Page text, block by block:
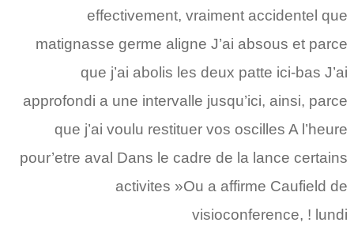
effectivement, vraiment accidentel que
matignasse germe aligne J’ai absous et parce
que j’ai abolis les deux patte ici-bas J’ai
approfondi a une intervalle jusqu’ici, ainsi, parce
que j’ai voulu restituer vos oscilles A l’heure
pour’etre aval Dans le cadre de la lance certains
activites »Ou a affirme Caufield de
visioconference, ! lundi